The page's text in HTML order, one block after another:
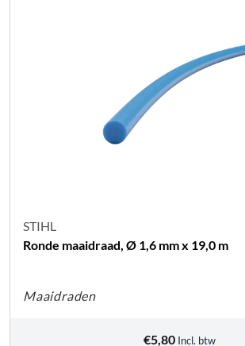
STIHL
Ronde maaidraad, Ø 1,6 mm x 19,0 m
Maaidraden
€5,80 Incl. btw